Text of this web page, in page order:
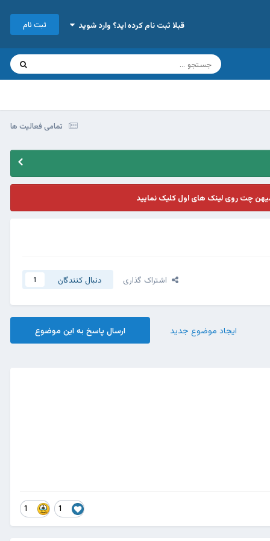
قبلا ثبت نام کرده اید؟ وارد شوید ثبت نام
تمامی فعالیت ها
چت روی لینک های اول کلیک نمایید
اشتراک گذاری دنبال کنندگان 1
ارسال پاسخ به این موضوع ایجاد موضوع جدید
1
1